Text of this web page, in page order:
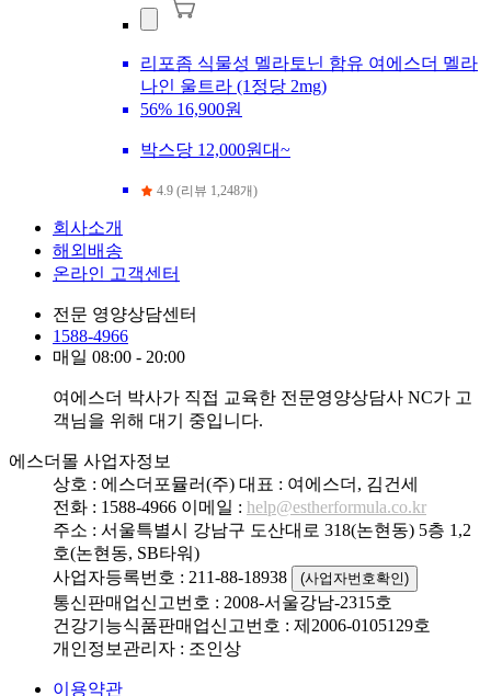
리포좀 식물성 멜라토닌 함유 여에스더 멜라
나인 울트라 (1정당 2mg)
56% 16,900원
박스당 12,000원대~
4.9 (리뷰 1,248개)
회사소개
해외배송
온라인 고객센터
전문 영양상담센터
1588-4966
매일 08:00 - 20:00
여에스더 박사가 직접 교육한 전문영양상담사 NC가 고
객님을 위해 대기 중입니다.
에스더몰 사업자정보
상호 : 에스더포뮬러(주) 대표 : 여에스더, 김건세
전화 : 1588-4966 이메일 : help@estherformula.co.kr
주소 : 서울특별시 강남구 도산대로 318(논현동) 5층 1,2
호(논현동, SB타워)
사업자등록번호 : 211-88-18938
(사업자번호확인)
통신판매업신고번호 : 2008-서울강남-2315호
건강기능식품판매업신고번호 : 제2006-0105129호
개인정보관리자 : 조인상
이용약관